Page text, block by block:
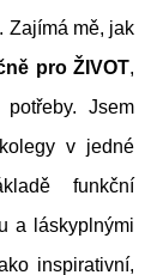
Zajímá mě, jak
pro ŽIVOT,
Jsem
v jedné
funkční
a láskyplnými
inspirativní,